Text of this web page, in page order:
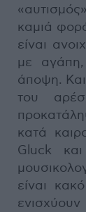
καμιά
είναι
με αγάπη,
άποψη. Και
του
κατά
Gluck
είναι